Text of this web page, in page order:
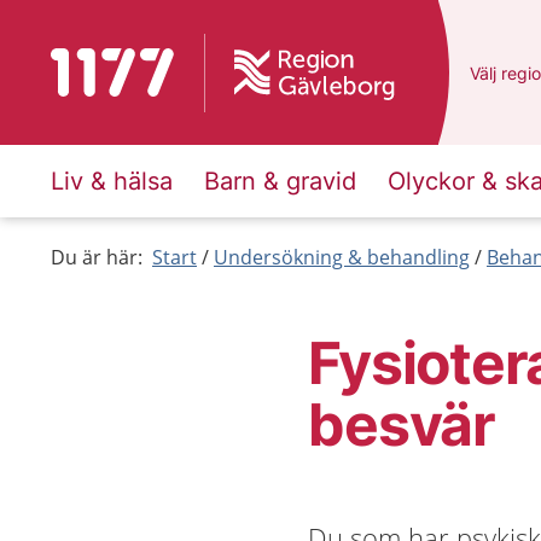
Till startsidan för 1177 Du har
Välj en
Liv & hälsa Barn & gravid Olyckor &
Du är här: Start Undersökning & behandling
besvär